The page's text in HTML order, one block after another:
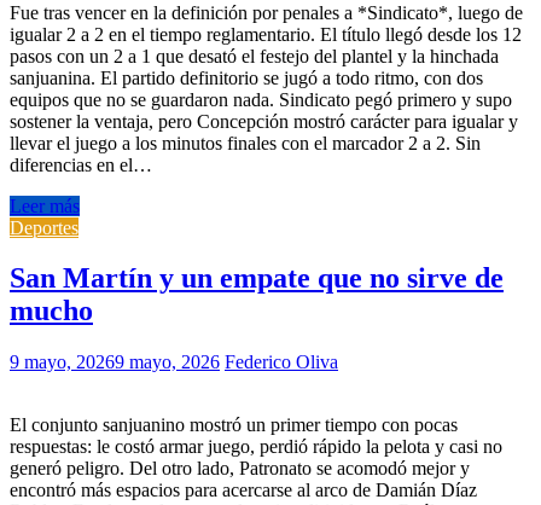
Fue tras vencer en la definición por penales a *Sindicato*, luego de
igualar 2 a 2 en el tiempo reglamentario. El título llegó desde los 12
pasos con un 2 a 1 que desató el festejo del plantel y la hinchada
sanjuanina. El partido definitorio se jugó a todo ritmo, con dos
equipos que no se guardaron nada. Sindicato pegó primero y supo
sostener la ventaja, pero Concepción mostró carácter para igualar y
llevar el juego a los minutos finales con el marcador 2 a 2. Sin
diferencias en el…
Leer más
Deportes
San Martín y un empate que no sirve de
mucho
9 mayo, 20269 mayo, 2026 Federico Oliva
El conjunto sanjuanino mostró un primer tiempo con pocas
respuestas: le costó armar juego, perdió rápido la pelota y casi no
generó peligro. Del otro lado, Patronato se acomodó mejor y
encontró más espacios para acercarse al arco de Damián Díaz